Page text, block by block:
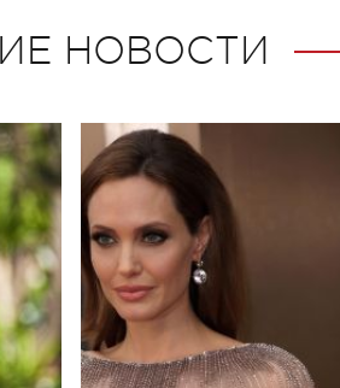
НОВОСТИ